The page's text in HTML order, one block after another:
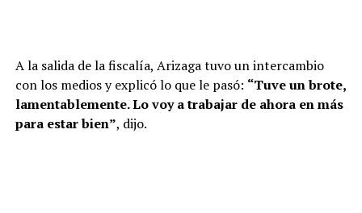
A la salida de la fiscalía, Arizaga tuvo un intercambio
con los medios y explicó lo que le pasó: “Tuve un brote,
lamentablemente. Lo voy a trabajar de ahora en más
para estar bien”, dijo.